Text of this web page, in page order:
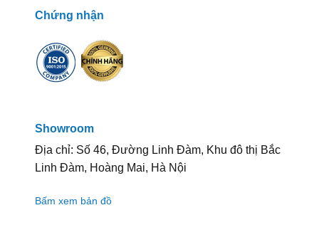
Chứng nhận
Showroom
Địa chỉ: Số 46, Đường Linh Đàm, Khu đô thị Bắc
Linh Đàm, Hoàng Mai, Hà Nội
Bấm xem bản đồ